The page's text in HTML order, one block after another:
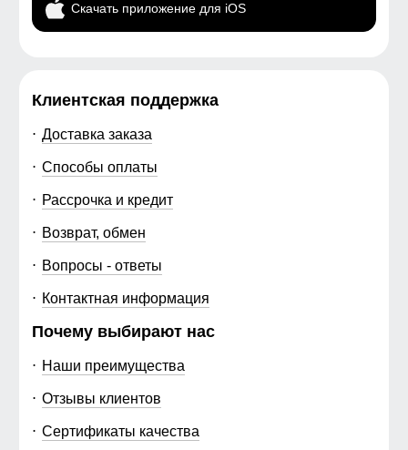
Скачать приложение для iOS
Клиентская поддержка
Доставка заказа
Способы оплаты
Рассрочка и кредит
Возврат, обмен
Вопросы - ответы
Контактная информация
Почему выбирают нас
Наши преимущества
Отзывы клиентов
Сертификаты качества